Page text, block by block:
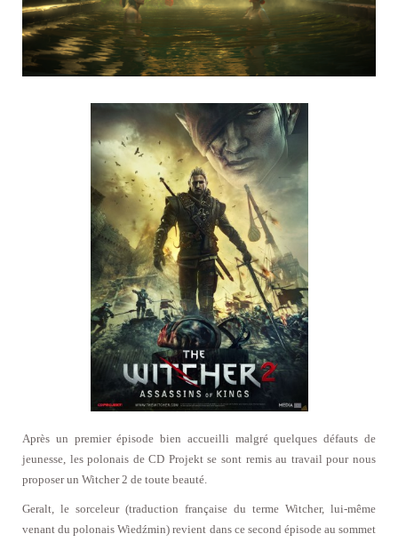
Après un premier épisode bien accueilli malgré quelques défauts de
jeunesse, les polonais de CD Projekt se sont remis au travail pour nous
proposer un Witcher 2 de toute beauté.
Geralt, le sorceleur (traduction française du terme Witcher, lui-même
venant du polonais Wiedźmin) revient dans ce second épisode au sommet